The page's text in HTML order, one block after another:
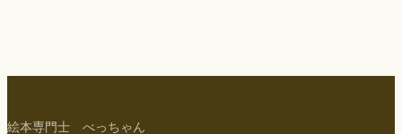
絵本専門士 べっちゃん